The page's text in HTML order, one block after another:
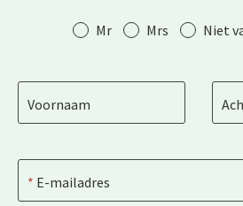
Aanhef Mr Mrs Niet
Voornaam
E-mailadres